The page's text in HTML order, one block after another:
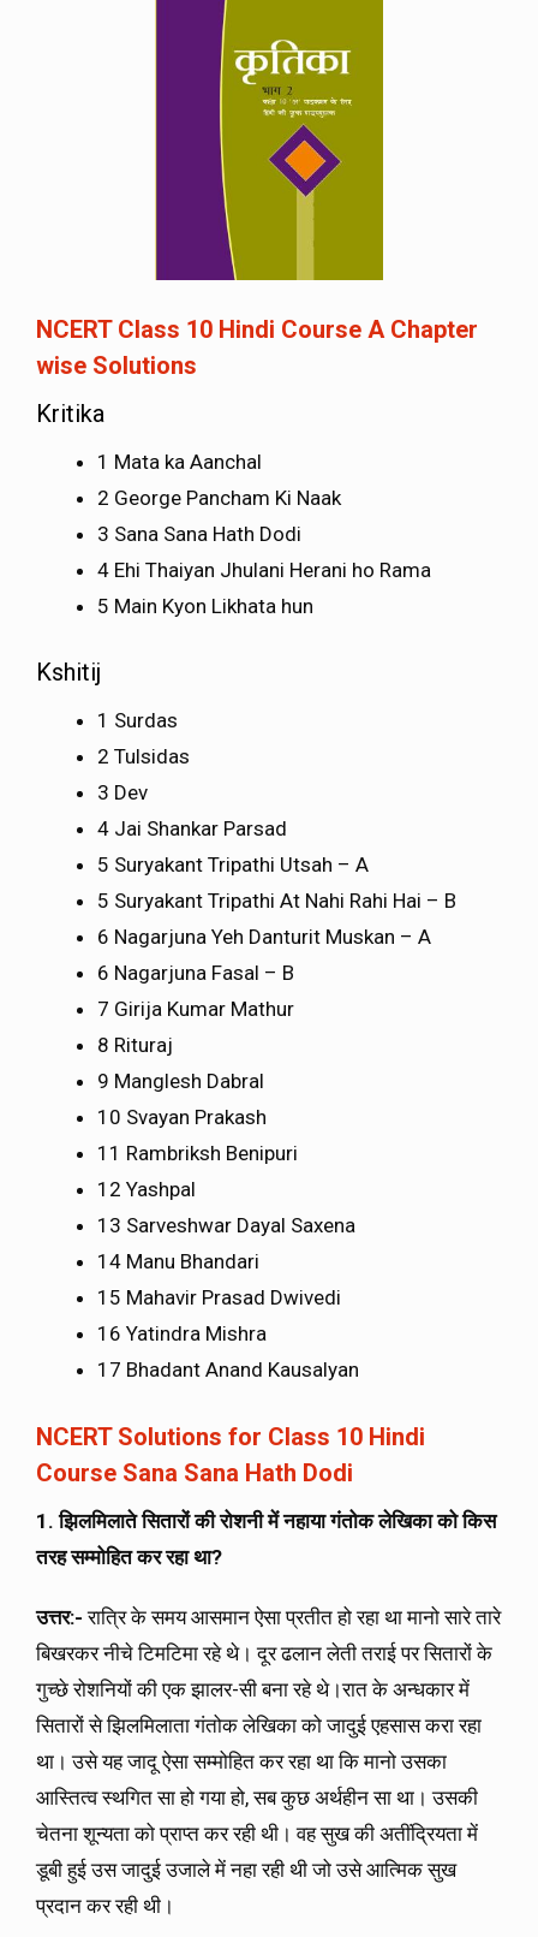
NCERT Class 10 Hindi Course A Chapter
wise Solutions
Kritika
1 Mata ka Aanchal
2 George Pancham Ki Naak
3 Sana Sana Hath Dodi
4 Ehi Thaiyan Jhulani Herani ho Rama
5 Main Kyon Likhata hun
Kshitij
1 Surdas
2 Tulsidas
3 Dev
4 Jai Shankar Parsad
5 Suryakant Tripathi Utsah – A
5 Suryakant Tripathi At Nahi Rahi Hai – B
6 Nagarjuna Yeh Danturit Muskan – A
6 Nagarjuna Fasal – B
7 Girija Kumar Mathur
8 Rituraj
9 Manglesh Dabral
10 Svayan Prakash
11 Rambriksh Benipuri
12 Yashpal
13 Sarveshwar Dayal Saxena
14 Manu Bhandari
15 Mahavir Prasad Dwivedi
16 Yatindra Mishra
17 Bhadant Anand Kausalyan
NCERT Solutions for Class 10 Hindi
Course Sana Sana Hath Dodi
1. झिलमिलाते सितारों की रोशनी में नहाया गंतोक लेखिका को किस
तरह सम्मोहित कर रहा था?
उत्तर:-रात्रि के समय आसमान ऐसा प्रतीत हो रहा था मानो सारे तारे
बिखरकर नीचे टिमटिमा रहे थे। दूर ढलान लेती तराई पर सितारों के
गुच्छे रोशनियों की एक झालर-सी बना रहे थे।रात के अन्धकार में
सितारों से झिलमिलाता गंतोक लेखिका को जादुई एहसास करा रहा
था। उसे यह जादू ऐसा सम्मोहित कर रहा था कि मानो उसका
आस्तित्व स्थगित सा हो गया हो, सब कुछ अर्थहीन सा था। उसकी
चेतना शून्यता को प्राप्त कर रही थी। वह सुख की अतींद्रियता में
डूबी हुई उस जादुई उजाले में नहा रही थी जो उसे आत्मिक सुख
प्रदान कर रही थी।